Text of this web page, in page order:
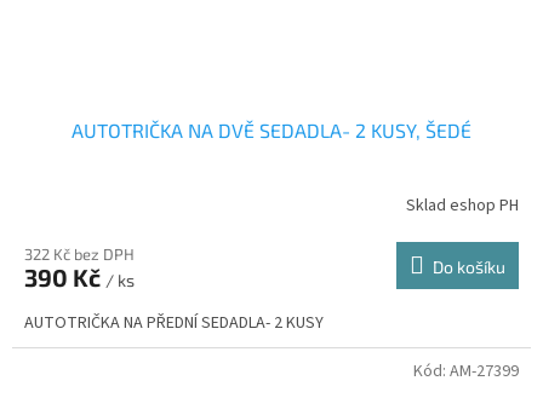
AUTOTRIČKA NA DVĚ SEDADLA- 2 KUSY, ŠEDÉ
Sklad eshop PH
322 Kč bez DPH
390 Kč / ks
Do košíku
AUTOTRIČKA NA PŘEDNÍ SEDADLA- 2 KUSY
Kód: AM-27399